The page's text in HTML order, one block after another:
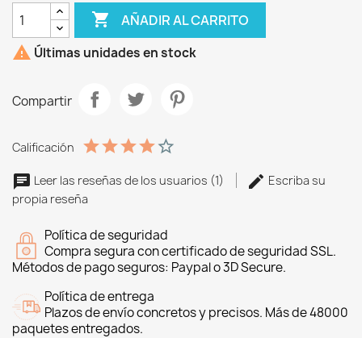
 AÑADIR AL CARRITO
 Últimas unidades en stock
Compartir
Calificación
Leer las reseñas de los usuarios (1)
Escriba su
propia reseña
Política de seguridad
Compra segura con certificado de seguridad SSL.
Métodos de pago seguros: Paypal o 3D Secure.
Política de entrega
Plazos de envío concretos y precisos. Más de 48000
paquetes entregados.